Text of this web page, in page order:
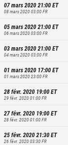
07 mars 2020 21:00ET
08 mars 2020 03:00FR
05 mars 2020 21:00ET
06 mars 2020 03:00FR
03 mars 2020 21:00ET
04 mars 2020 03:00FR
01 mars 2020 17:00ET
01 mars 2020 23:00FR
28 févr. 2020 19:00ET
29 févr. 2020 01:00FR
27 févr. 2020 19:00ET
28 févr. 2020 01:00FR
25 févr. 2020 21:30ET
26 févr. 2020 03:30FR